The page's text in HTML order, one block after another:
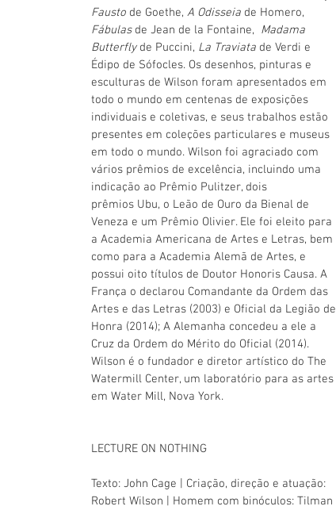
Fausto de Goethe, A Odisseia de Homero,
Fábulasde Jean de la Fontaine, Madama
Butterflyde Puccini, La Traviata de Verdi e
Édipo de Sófocles. Os desenhos, pinturas e
esculturas de Wilson foram apresentados em
todo o mundo em centenas de exposições
individuais e coletivas, e seus trabalhos estão
presentes em coleções particulares e museus
em todo o mundo. Wilson foi agraciado com
vários prêmios de excelência, incluindo uma
indicação ao Prêmio Pulitzer, dois
prêmios Ubu, o Leão de Ouro da Bienal de
Veneza e um Prêmio Olivier. Ele foi eleito para
a Academia Americana de Artes e Letras, bem
como para a Academia Alemã de Artes, e
possui oito títulos de Doutor Honoris Causa. A
França o declarou Comandante da Ordem das
Artes e das Letras (2003) e Oficial da Legião de
Honra (2014); A Alemanha concedeu a ele a
Cruz da Ordem do Mérito do Oficial (2014).
Wilson é o fundador e diretor artístico do The
Watermill Center, um laboratório para as artes
em Water Mill, Nova York.
LECTURE ON NOTHING
Texto: John Cage | Criação, direção e atuação:
Robert Wilson | Homem com binóculos: Tilman